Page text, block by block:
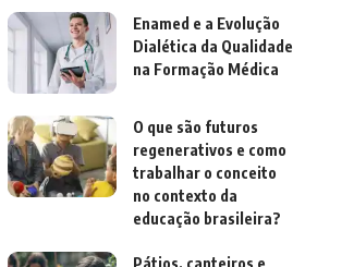
Enamed e a Evolução
Dialética da Qualidade
na Formação Médica
O que são futuros
regenerativos e como
trabalhar o conceito
no contexto da
educação brasileira?
Pátios, canteiros e